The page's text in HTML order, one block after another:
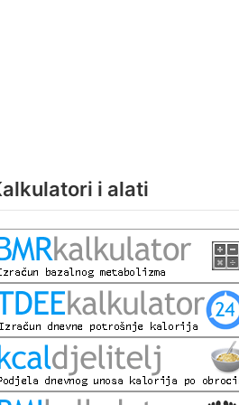
i alati